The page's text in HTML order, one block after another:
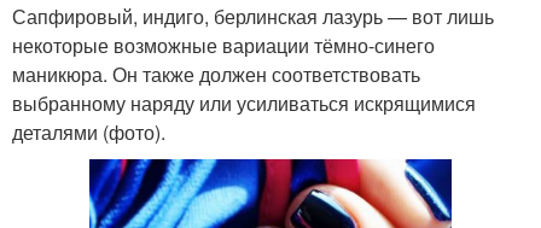
Сапфировый, индиго, берлинская лазурь — вот лишь
некоторые возможные вариации тёмно-синего
маникюра. Он также должен соответствовать
выбранному наряду или усиливаться искрящимися
деталями (фото).